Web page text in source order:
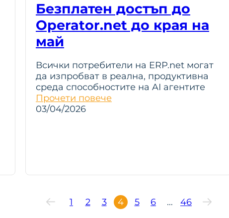
Безплатен достъп до
Operator.net до края на
май
Всички потребители на ERP.net могат
да изпробват в реална, продуктивна
среда способностите на AI агентите
Прочети повече
03/04/2026
1 2 3 4 5 6 … 46